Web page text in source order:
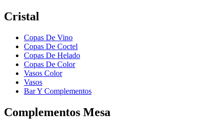
Cristal
Copas De Vino
Copas De Coctel
Copas De Helado
Copas De Color
Vasos Color
Vasos
Bar Y Complementos
Complementos Mesa